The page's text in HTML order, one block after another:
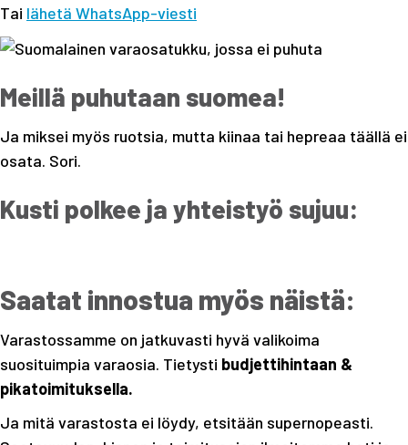
Tai lähetä WhatsApp-viesti
Meillä puhutaan suomea!
Ja miksei myös ruotsia, mutta kiinaa tai hepreaa täällä ei
osata. Sori.
Kusti polkee ja yhteistyö sujuu:
Saatat innostua myös näistä:
Varastossamme on jatkuvasti hyvä valikoima
suosituimpia varaosia. Tietysti budjettihintaan &
pikatoimituksella.
Ja mitä varastosta ei löydy, etsitään supernopeasti.